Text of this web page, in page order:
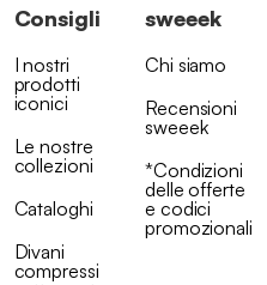
Consigli
I nostri
prodotti
iconici
Le nostre
collezioni
Cataloghi
Divani
compressi
sweeek
Chi siamo
Recensioni
sweeek
*Condizioni
delle offerte
e codici
promozionali